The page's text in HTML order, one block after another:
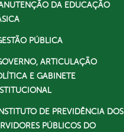
DA EDUCAÇÃO
PÚBLICA
ARTICULAÇÃO
E GABINETE
DE PREVIDÊNCIA DOS
PÚBLICOS DO